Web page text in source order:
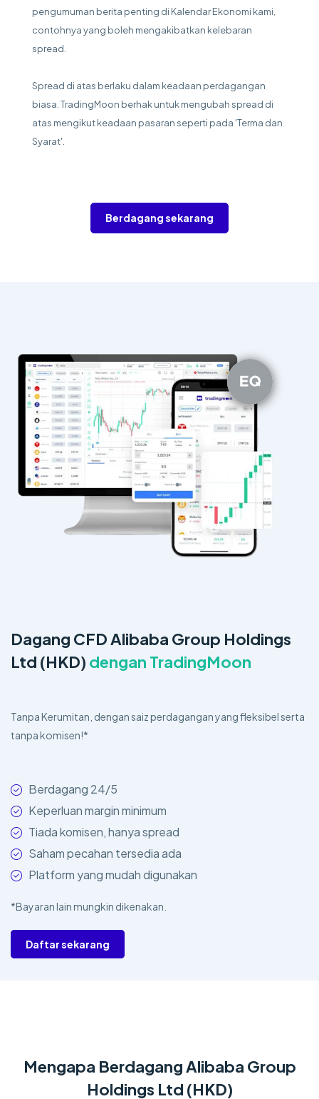
pengumuman berita penting di Kalendar Ekonomi kami,
contohnya yang boleh mengakibatkan kelebaran
spread.
Spread di atas berlaku dalam keadaan perdagangan
biasa. TradingMoon berhak untuk mengubah spread di
atas mengikut keadaan pasaran seperti pada 'Terma dan
Syarat'.
Berdagang sekarang
Dagang CFD Alibaba Group Holdings
Ltd (HKD) dengan TradingMoon
Tanpa Kerumitan, dengan saiz perdagangan yang fleksibel serta
tanpa komisen!*
Berdagang 24/5
Keperluan margin minimum
Tiada komisen, hanya spread
Saham pecahan tersedia ada
Platform yang mudah digunakan
*Bayaran lain mungkin dikenakan.
Daftar sekarang
Mengapa Berdagang Alibaba Group
Holdings Ltd (HKD)